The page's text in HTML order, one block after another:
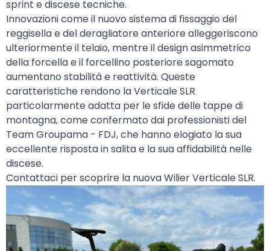
sprint e discese tecniche.
Innovazioni come il nuovo sistema di fissaggio del
reggisella e del deragliatore anteriore alleggeriscono
ulteriormente il telaio, mentre il design asimmetrico
della forcella e il forcellino posteriore sagomato
aumentano stabilità e reattività. Queste
caratteristiche rendono la Verticale SLR
particolarmente adatta per le sfide delle tappe di
montagna, come confermato dai professionisti del
Team Groupama - FDJ, che hanno elogiato la sua
eccellente risposta in salita e la sua affidabilità nelle
discese.
Contattaci per scoprire la nuova Wilier Verticale SLR.